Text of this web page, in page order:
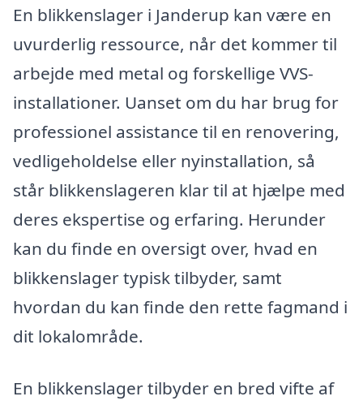
En blikkenslager i Janderup kan være en
uvurderlig ressource, når det kommer til
arbejde med metal og forskellige VVS-
installationer. Uanset om du har brug for
professionel assistance til en renovering,
vedligeholdelse eller nyinstallation, så
står blikkenslageren klar til at hjælpe med
deres ekspertise og erfaring. Herunder
kan du finde en oversigt over, hvad en
blikkenslager typisk tilbyder, samt
hvordan du kan finde den rette fagmand i
dit lokalområde.
En blikkenslager tilbyder en bred vifte af